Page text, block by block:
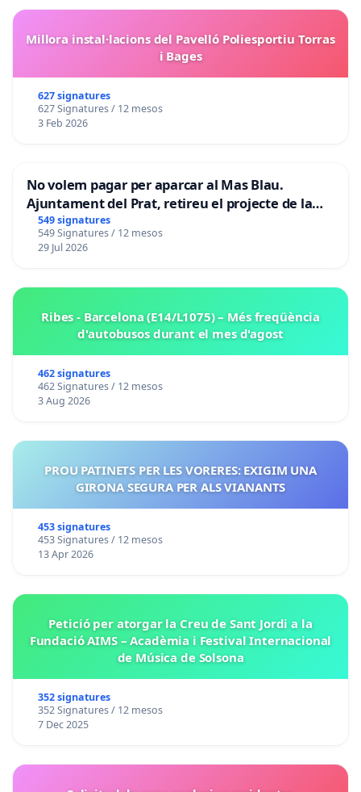
Millora instal·lacions del Pavelló Poliesportiu Torras
i Bages
627 signatures
627 Signatures / 12 mesos
3 Feb 2026
No volem pagar per aparcar al Mas Blau.
Ajuntament del Prat, retireu el projecte de la
zona taronja.
549 signatures
549 Signatures / 12 mesos
29 Jul 2026
Ribes - Barcelona (E14/L1075) – Més freqüència
d'autobusos durant el mes d'agost
462 signatures
462 Signatures / 12 mesos
3 Aug 2026
PROU PATINETS PER LES VORERES: EXIGIM UNA
GIRONA SEGURA PER ALS VIANANTS
453 signatures
453 Signatures / 12 mesos
13 Apr 2026
Petició per atorgar la Creu de Sant Jordi a la
Fundació AIMS – Acadèmia i Festival Internacional
de Música de Solsona
352 signatures
352 Signatures / 12 mesos
7 Dec 2025